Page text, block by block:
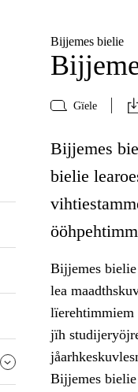
Bijjemes bielie
Gïele
Bijjemes
bielie
Bijjemes
lea
lïerehtimmiem
jïh
Bijjemes bielie